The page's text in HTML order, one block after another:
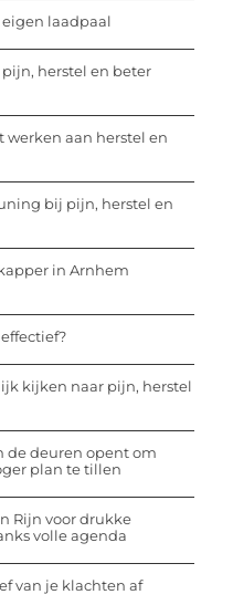
laadpaal
herstel en beter
werken aan herstel en
bij pijn, herstel en
in Arnhem
kijken naar pijn, herstel
de deuren opent om
plan te tillen
Rijn voor drukke
volle agenda
van je klachten af